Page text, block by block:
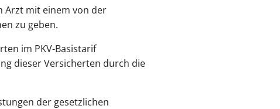
Arzt mit einem von der
zu geben.
im PKV-Basistarif
dieser Versicherten durch die
der gesetzlichen